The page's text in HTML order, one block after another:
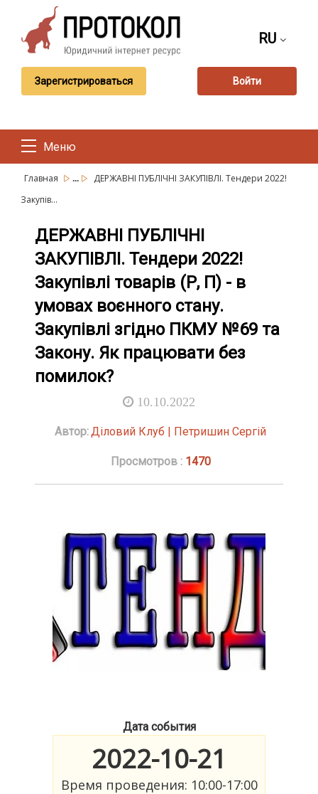
RU
Зарегистрироваться Войти
Меню
Главная ...
ДЕРЖАВНІ ПУБЛІЧНІ ЗАКУПІВЛІ. Тендери 2022!
Закупів...
ДЕРЖАВНІ ПУБЛІЧНІ
ЗАКУПІВЛІ. Тендери 2022!
Закупівлі товарів (Р, П) - в
умовах воєнного стану.
Закупівлі згідно ПКМУ №69 та
Закону. Як працювати без
помилок?
10.10.2022
Автор:Діловий Клуб | Петришин Сергій
Просмотров : 1470
Дата события
2022-10-21
Время проведения: 10:00-17:00